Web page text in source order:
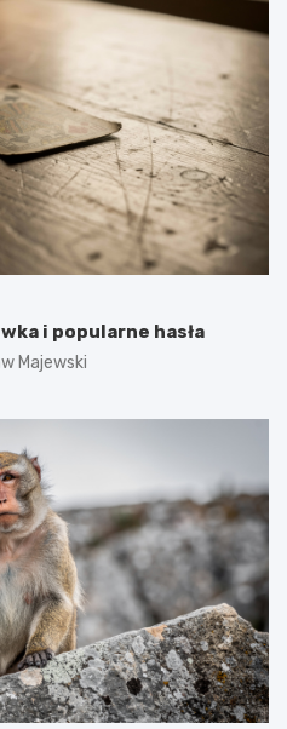
i popularne hasła
Majewski